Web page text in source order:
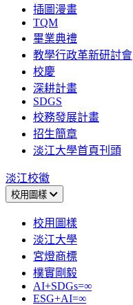
插圖漫畫
TQM
畢業典禮
教學行政革新研討會
校慶
深耕計畫
SDGS
校務發展計畫
招生簡章
淡江大學首頁刊頭
淡江校徽
校用圖樣
校用圖樣
淡江大學
宮燈商標
樸實剛毅
AI+SDGs=∞
ESG+AI=∞